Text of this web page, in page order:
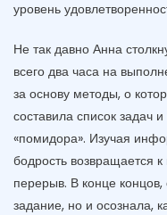
уровень
Не так давно Анна
всего два часа на
за основу методы, о
составила список задач
«помидора». Изучая
бодрость возвращается
перерыв. В конце
задание, но и осознала,